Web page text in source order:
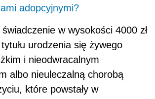
adopcyjnymi?
w wysokości 4000 zł
urodzenia się żywego
i nieodwracalnym
albo nieuleczalną chorobą
które powstały w